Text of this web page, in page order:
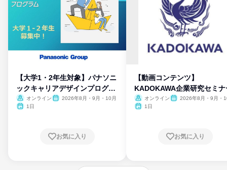
【大学1・2年生対象】パナソニ
ックキャリアデザインプログラ
ム
オンライン
2026年8月・9月・10月
1日
お気に入り
【動画コンテンツ】
KADOKAWA企業研究セミナ
オンライン
2026年8月・9月・
1日
お気に入り